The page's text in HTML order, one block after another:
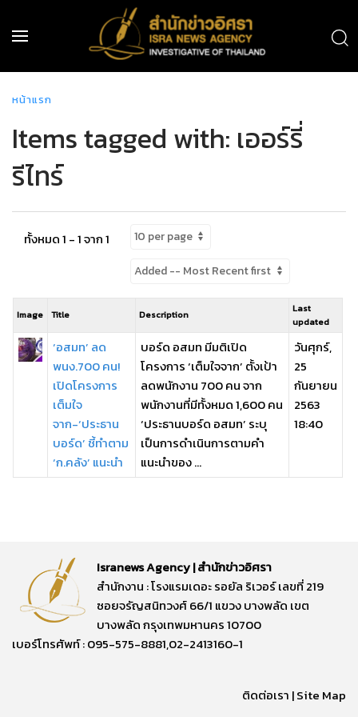
หน้าแรก
Items tagged with: เออร์รี่
รีไทร์
ทั้งหมด 1 - 1 จาก 1
Image Title Description
Last
updated
‘อสมท’ ลด
พนง.700 คน!
เปิดโครงการ
เต็มใจ
จาก-‘ประธาน
บอร์ด’ ชี้ทำตาม
‘ก.คลัง’ แนะนำ
บอร์ด อสมท มีมติเปิด
โครงการ ‘เต็มใจจาก’ ตั้งเป้า
ลดพนักงาน 700 คน จาก
พนักงานที่มีทั้งหมด 1,600 คน
‘ประธานบอร์ด อสมท’ ระบุ
เป็นการดำเนินการตามคำ
แนะนำของ ...
วันศุกร์,
25
กันยายน
2563
18:40
Isranews Agency | สำนักข่าวอิศรา
สำนักงาน : โรงแรมเดอะ รอยัล ริเวอร์ เลขที่ 219
ซอยจรัญสนิทวงศ์ 66/1 แขวง บางพลัด เขต
บางพลัด กรุงเทพมหานคร 10700
เบอร์โทรศัพท์ : 095-575-8881,02-2413160-1
ติดต่อเรา |Site Map